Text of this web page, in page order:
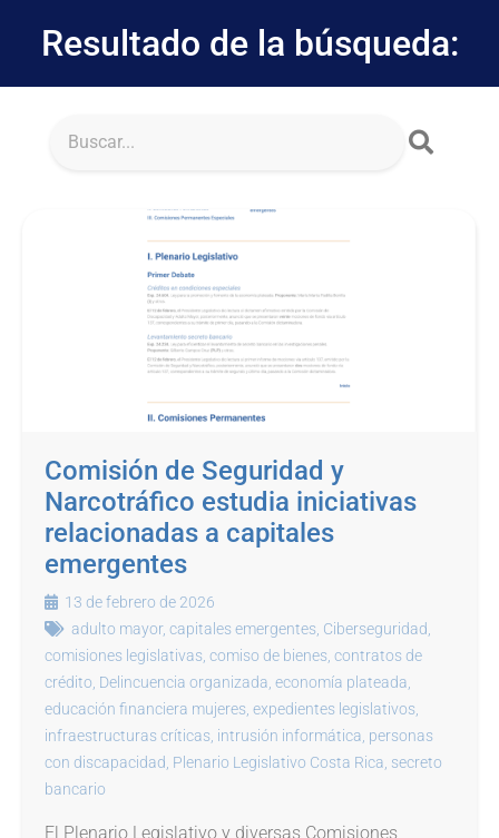
Resultado de la búsqueda:
Comisión de Seguridad y
Narcotráfico estudia iniciativas
relacionadas a capitales
emergentes
13 de febrero de 2026
adulto mayor, capitales emergentes Ciberseguridad
comisiones legislativas comiso de bienes contratos de
crédito Delincuencia organizada economía plateada
educación financiera mujeres expedientes legislativos
infraestructuras críticas intrusión informática personas
con discapacidad Plenario Legislativo Costa Rica secreto
bancario
El Plenario Legislativo y diversas Comisiones